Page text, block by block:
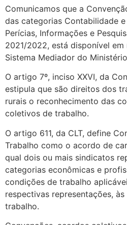
Comunicamos que a
das categorias Contabilidade
Perícias, Informações e
2021/2022, está disponível em
Sistema Mediador do
O artigo 7º, inciso XXVI, da
estipula que são direitos dos
rurais o reconhecimento das
coletivos de trabalho.
O artigo 611, da CLT, define
Trabalho como o acordo de
qual dois ou mais sindicatos
categorias econômicas e
condições de trabalho
respectivas representações,
trabalho.